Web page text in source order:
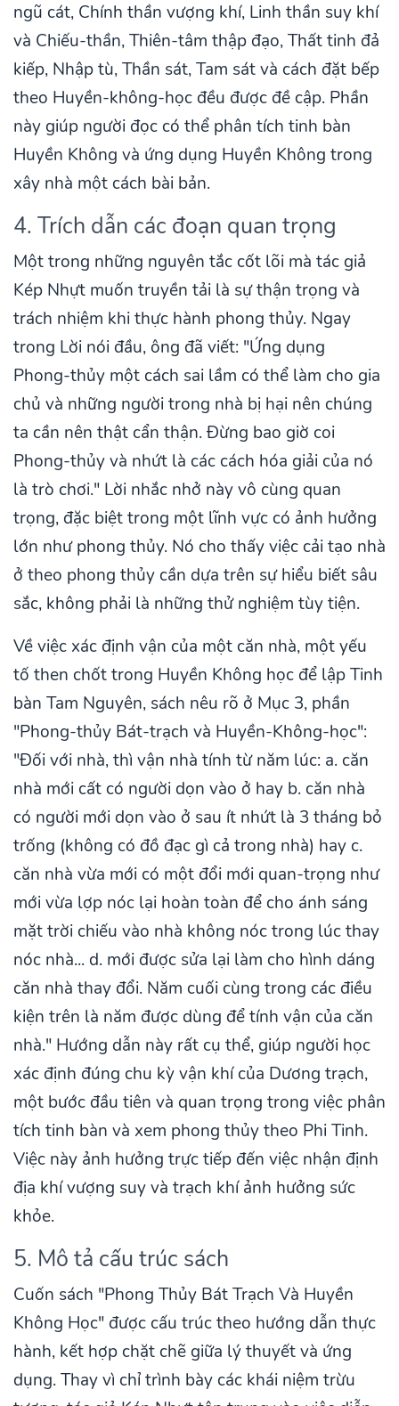
ngũ cát, Chính thần vượng khí, Linh thần suy khí
và Chiếu-thần, Thiên-tâm thập đạo, Thất tinh đả
kiếp, Nhập tù, Thần sát, Tam sát và cách đặt bếp
theo Huyền-không-học đều được đề cập. Phần
này giúp người đọc có thể phân tích tinh bàn
Huyền Không và ứng dụng Huyền Không trong
xây nhà một cách bài bản.
4. Trích dẫn các đoạn quan trọng
Một trong những nguyên tắc cốt lõi mà tác giả
Kép Nhựt muốn truyền tải là sự thận trọng và
trách nhiệm khi thực hành phong thủy. Ngay
trong Lời nói đầu, ông đã viết: "Ứng dụng
Phong-thủy một cách sai lầm có thể làm cho gia
chủ và những người trong nhà bị hại nên chúng
ta cần nên thật cẩn thận. Đừng bao giờ coi
Phong-thủy và nhứt là các cách hóa giải của nó
là trò chơi." Lời nhắc nhở này vô cùng quan
trọng, đặc biệt trong một lĩnh vực có ảnh hưởng
lớn như phong thủy. Nó cho thấy việc cải tạo nhà
ở theo phong thủy cần dựa trên sự hiểu biết sâu
sắc, không phải là những thử nghiệm tùy tiện.
Về việc xác định vận của một căn nhà, một yếu
tố then chốt trong Huyền Không học để lập Tinh
bàn Tam Nguyên, sách nêu rõ ở Mục 3, phần
"Phong-thủy Bát-trạch và Huyền-Không-học":
"Đối với nhà, thì vận nhà tính từ năm lúc: a. căn
nhà mới cất có người dọn vào ở hay b. căn nhà
có người mới dọn vào ở sau ít nhứt là 3 tháng bỏ
trống (không có đồ đạc gì cả trong nhà) hay c.
căn nhà vừa mới có một đổi mới quan-trọng như
mới vừa lợp nóc lại hoàn toàn để cho ánh sáng
mặt trời chiếu vào nhà không nóc trong lúc thay
nóc nhà... d. mới được sửa lại làm cho hình dáng
căn nhà thay đổi. Năm cuối cùng trong các điều
kiện trên là năm được dùng để tính vận của căn
nhà." Hướng dẫn này rất cụ thể, giúp người học
xác định đúng chu kỳ vận khí của Dương trạch,
một bước đầu tiên và quan trọng trong việc phân
tích tinh bàn và xem phong thủy theo Phi Tinh.
Việc này ảnh hưởng trực tiếp đến việc nhận định
địa khí vượng suy và trạch khí ảnh hưởng sức
khỏe.
5. Mô tả cấu trúc sách
Cuốn sách "Phong Thủy Bát Trạch Và Huyền
Không Học" được cấu trúc theo hướng dẫn thực
hành, kết hợp chặt chẽ giữa lý thuyết và ứng
dụng. Thay vì chỉ trình bày các khái niệm trừu